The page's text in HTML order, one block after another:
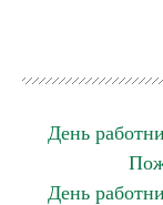
День
День